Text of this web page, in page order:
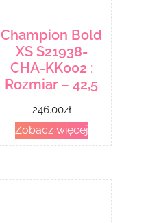
Champion Bold
XS S21938-
CHA-KK002 :
Rozmiar – 42,5
246.00zł
Zobacz więcej